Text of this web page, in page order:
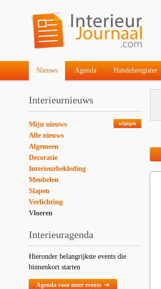
Nieuws Agenda Handelsregister
Interieurnieuws
wijzigen
Mijn nieuws
Alle nieuws
Algemeen
Decoratie
Interieurbekleding
Meubelen
Slapen
Verlichting
Vloeren
Interieuragenda
Hieronder belangrijkste events die
binnenkort starten
Agenda voor meer events ➔